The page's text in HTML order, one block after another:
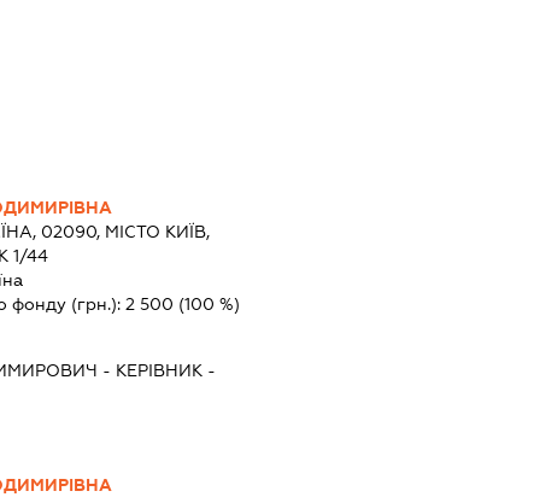
02090, МІСТО КИЇВ,
1/44
фонду (грн.): 2 500 (100 %)
- КЕРІВНИК -